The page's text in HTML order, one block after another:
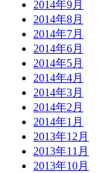
2014年9月
2014年8月
2014年7月
2014年6月
2014年5月
2014年4月
2014年3月
2014年2月
2014年1月
2013年12月
2013年11月
2013年10月